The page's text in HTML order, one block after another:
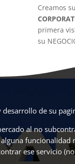
Creamos su
primera
su
de su
al no
ese servicio